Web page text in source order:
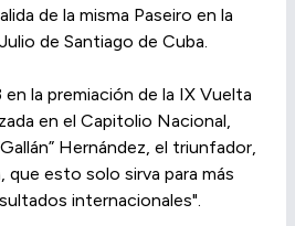
de la misma Paseiro en la
de Santiago de Cuba.
la premiación de la IX Vuelta
en el Capitolio Nacional,
Hernández, el triunfador,
que esto solo sirva para más
internacionales".